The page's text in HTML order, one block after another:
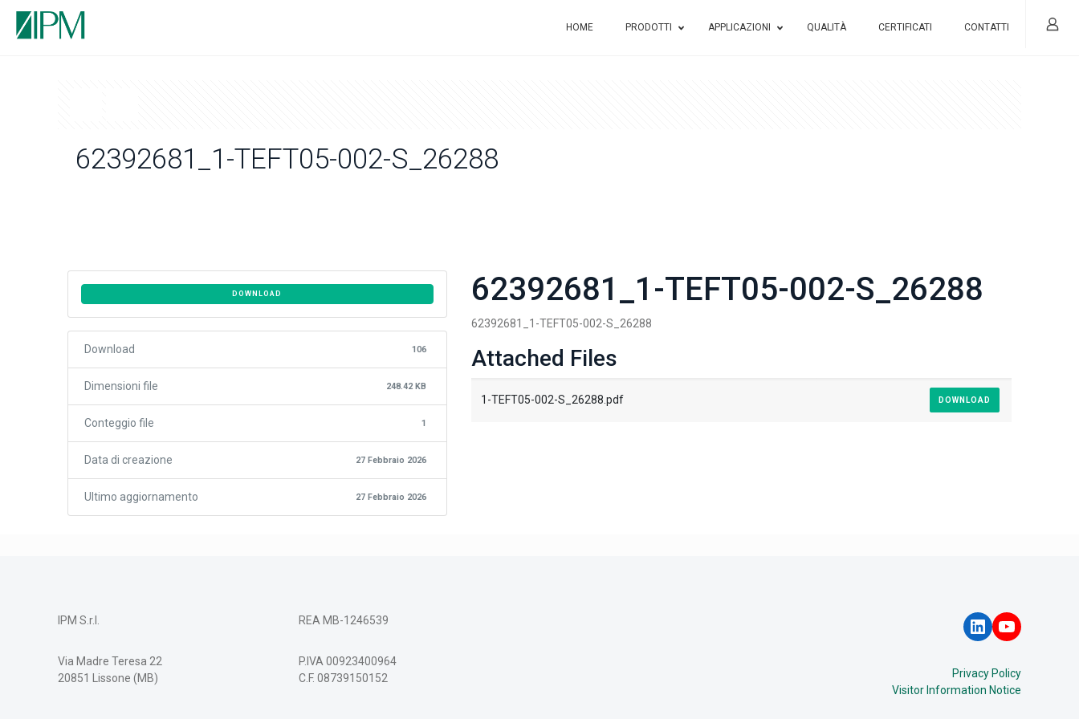
HOME PRODOTTI APPLICAZIONI QUALITÀ CERTIFICATI CONTATTI
62392681_1-TEFT05-002-S_26288
DOWNLOAD
Download 106
Dimensioni file 248.42 KB
Conteggio file 1
Data di creazione 27 Febbraio 2026
Ultimo aggiornamento 27 Febbraio 2026
62392681_1-TEFT05-002-S_26288
62392681_1-TEFT05-002-S_26288
Attached Files
1-TEFT05-002-S_26288.pdf DOWNLOAD
IPM S.r.l.
Via Madre Teresa 22
20851 Lissone (MB)
REA MB-1246539
P.IVA 00923400964
C.F. 08739150152
LinkedIn
YouTube
Privacy Policy
Visitor Information Notice